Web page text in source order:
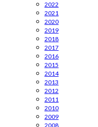
2022
2021
2020
2019
2018
2017
2016
2015
2014
2013
2012
2011
2010
2009
2008